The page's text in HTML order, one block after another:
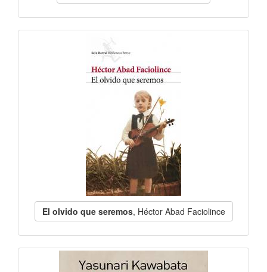
El olvido que seremos, Héctor Abad Faciolince